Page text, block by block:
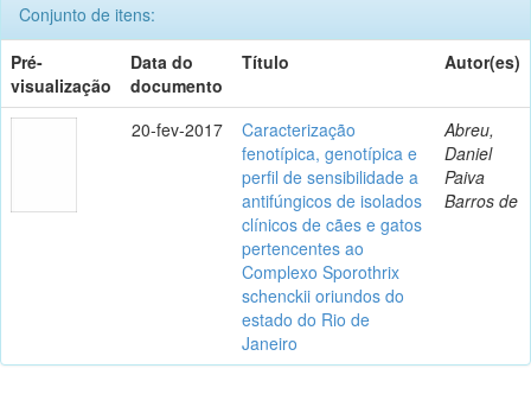
Conjunto de itens:
Pré-
visualização
Data do
documento
Título Autor(es)
20-fev-2017
Caracterização
fenotípica, genotípica e
perfil de sensibilidade a
antifúngicos de isolados
clínicos de cães e gatos
pertencentes ao
Complexo Sporothrix
schenckii oriundos do
estado do Rio de
Janeiro
Abreu,
Daniel
Paiva
Barros de